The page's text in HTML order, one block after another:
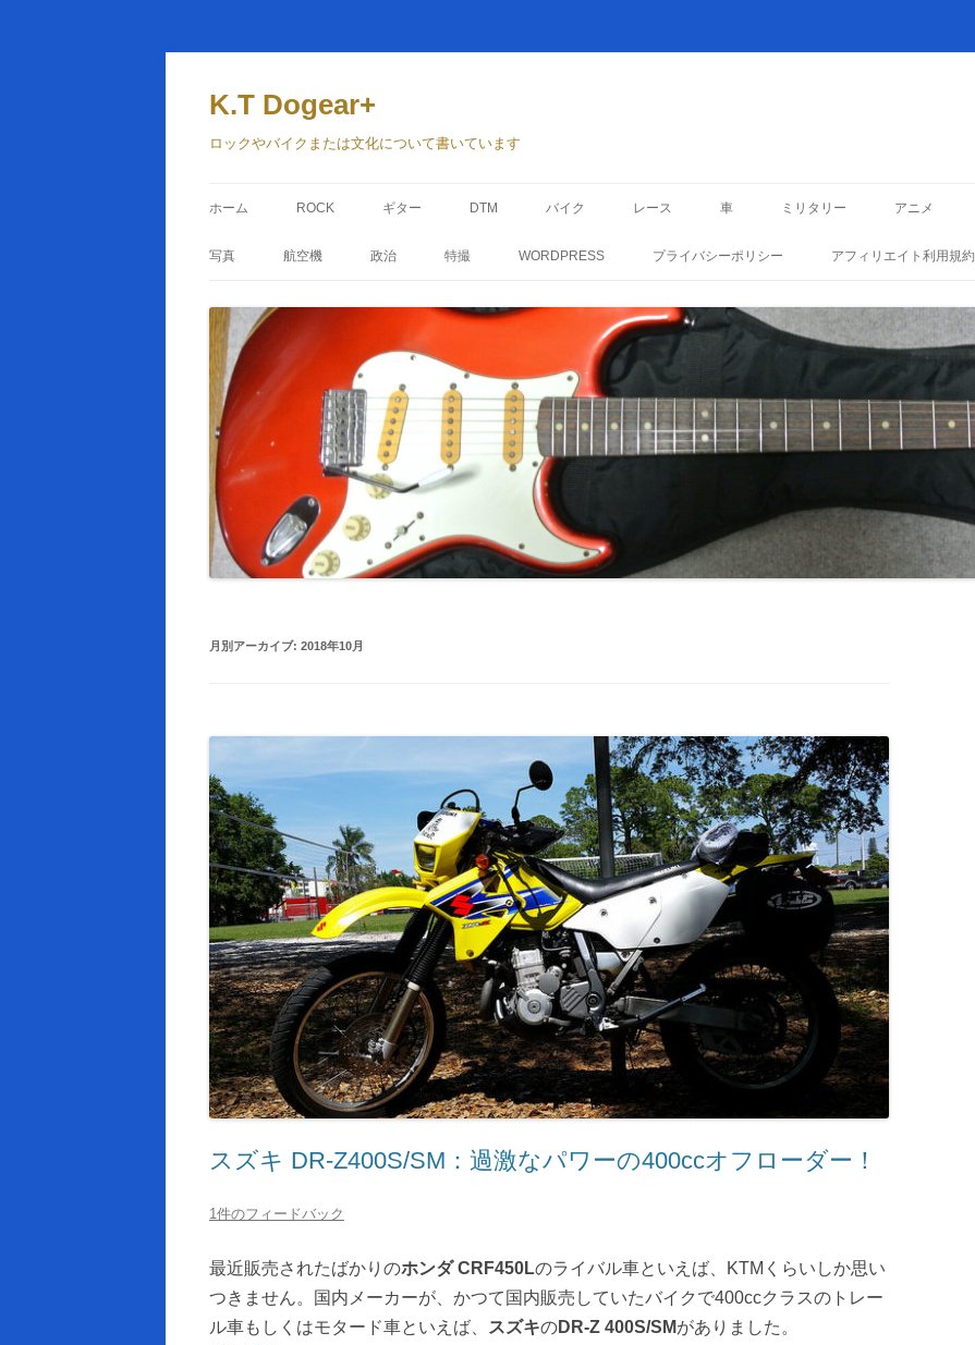
ン
ツ
へ
ス
K.T Dogear+
ロックやバイクまたは文化について書いています
ホーム ROCK ギター DTM バイク レース 車 ミリタリー アニメ
写真 航空機 政治 特撮 WORDPRESS プライバシーポリシー アフィリエイト利用規約
月別アーカイブ: 2018年10月
スズキ DR-Z400S/SM：過激なパワーの400ccオフローダー！
1件のフィードバック
最近販売されたばかりのホンダ CRF450Lのライバル車といえば、KTMくらいしか思い
つきません。国内メーカーが、かつて国内販売していたバイクで400ccクラスのトレー
ル車もしくはモタード車といえば、
スズキのDR-Z 400S/SMがありました。